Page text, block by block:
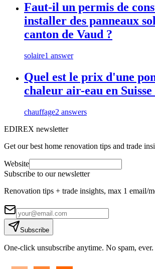
Faut-il un permis de
installer des panneaux
canton de Vaud ?
solaire1 answer
Quel est le prix d'une
chaleur air-eau en
chauffage2 answers
EDIREX newsletter
Get our best home renovation tips and trade
Website
Subscribe to our newsletter
Renovation tips + trade insights, max 1 email/
Subscribe
One-click unsubscribe anytime. No spam, ever.